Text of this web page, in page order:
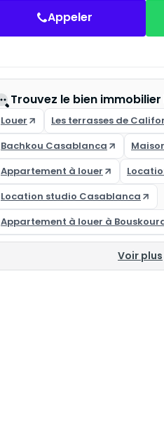
Appeler
Trouvez le bien
Louer
Les terrasses de
Bachkou Casablanca
Appartement à louer
Location studio Casablanca
Appartement à louer à
Appartement à louer Bouskoura
Voir plus